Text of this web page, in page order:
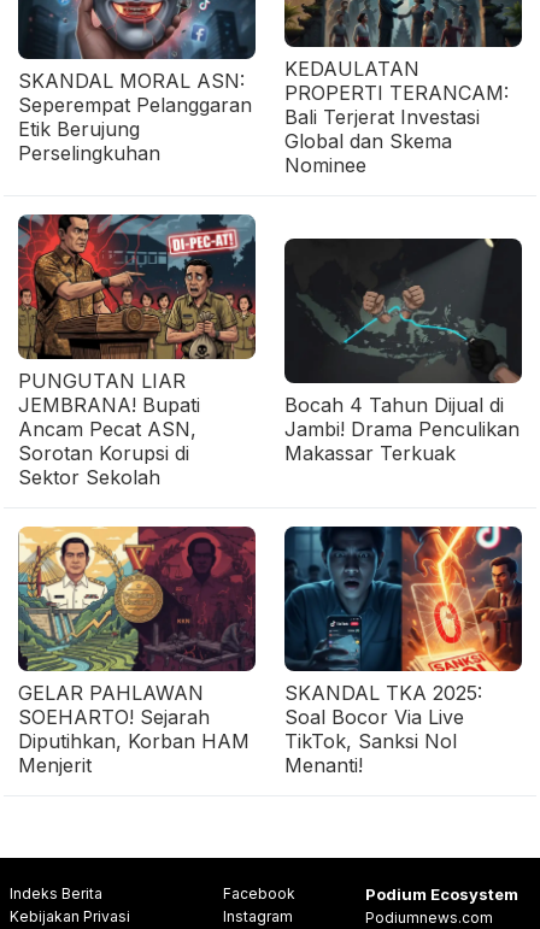
SKANDAL MORAL ASN:
Seperempat Pelanggaran
Etik Berujung
Perselingkuhan
KEDAULATAN
PROPERTI TERANCAM:
Bali Terjerat Investasi
Global dan Skema
Nominee
PUNGUTAN LIAR
JEMBRANA! Bupati
Ancam Pecat ASN,
Sorotan Korupsi di
Sektor Sekolah
Bocah 4 Tahun Dijual di
Jambi! Drama Penculikan
Makassar Terkuak
GELAR PAHLAWAN
SOEHARTO! Sejarah
Diputihkan, Korban HAM
Menjerit
SKANDAL TKA 2025:
Soal Bocor Via Live
TikTok, Sanksi Nol
Menanti!
Indeks Berita
Kebijakan Privasi
Facebook
Instagram
Podium Ecosystem
Podiumnews.com